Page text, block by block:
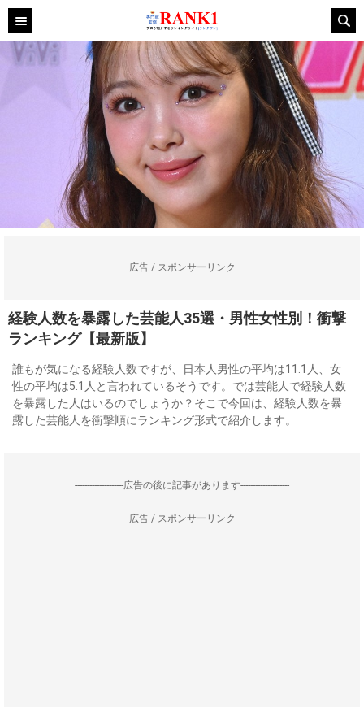
広告 / スポンサーリンク
経験人数を暴露した芸能人35選・男性女性別！衝撃
ランキング【最新版】
誰もが気になる経験人数ですが、日本人男性の平均は11.1人、女
性の平均は5.1人と言われているそうです。では芸能人で経験人数
を暴露した人はいるのでしょうか？そこで今回は、経験人数を暴
露した芸能人を衝撃順にランキング形式で紹介します。
--------------------広告の後に記事があります--------------------
広告 / スポンサーリンク